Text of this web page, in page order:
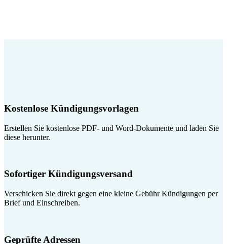
Kostenlose Kündigungsvorlagen
Erstellen Sie kostenlose PDF- und Word-Dokumente und laden Sie
diese herunter.
Sofortiger Kündigungsversand
Verschicken Sie direkt gegen eine kleine Gebühr Kündigungen per
Brief und Einschreiben.
Geprüfte Adressen